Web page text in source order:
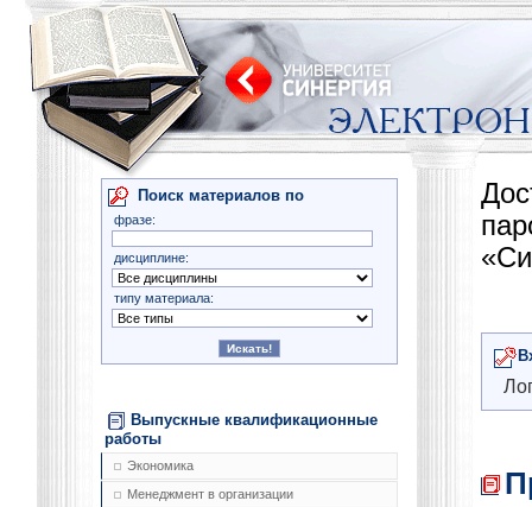
Поиск материалов по
фразе:
дисциплине:
типу материала:
Выпускные квалификационные
работы
Экономика
Менеджмент в организации